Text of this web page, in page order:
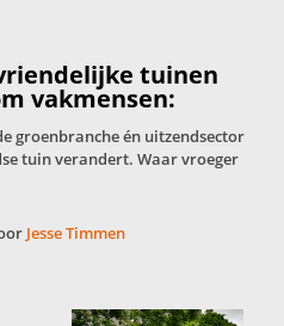
tuinen
vakmensen:
groenbranche én uitzendsector
tuin verandert. Waar vroeger
Jesse Timmen